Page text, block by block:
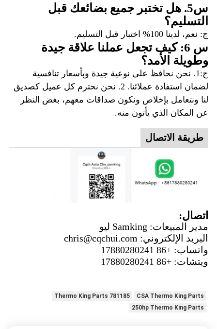
س5. هل تختبر جميع بضائعك قبل
التسليم؟
ج: نعم، لدينا 100% اختبار قبل التسليم.
س 6: كيف تجعل عملنا علاقة جيدة
وطويلة الأمد؟
ج:1. نحن نحافظ على نوعية جيدة وبأسعار تنافسية
لضمان استفادة عملائنا. 2. نحن نحترم كل عميل كصديق
لنا ونتعامل بإخلاص ونكون صداقات معهم، بغض النظر
عن المكان الذي يأتون منه.
طريقة الاتصال
اتصال:
مدير المبيعات: Samking ليو
البريد الإلكتروني: chris@cqchui.com
واتساب: +86 17880280241
ويتشات: +86 17880280241
CSA Thermo King Parts
781185 Thermo King Parts
250hp Thermo King Parts